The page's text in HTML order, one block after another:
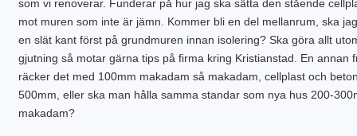
PLINTGRUND
TJÄLDJUP
VATTENBUREN GOLVVÄRME
som vi renoverar. Funderar på hur jag ska sätta den stående
mot muren som inte är jämn. Kommer bli en del mellanrum, ska
en slät kant först på grundmuren innan isolering? Ska göra allt
gjutning så motar gärna tips på firma kring Kristianstad. En annan
räcker det med 100mm makadam så makadam, cellplast och
500mm, eller ska man hålla samma standar som nya hus 200-
makadam?